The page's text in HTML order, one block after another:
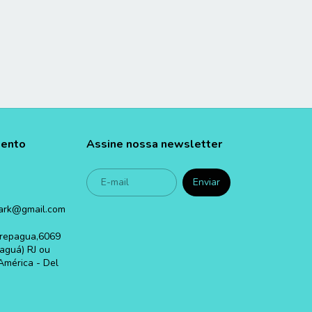
RJ ou
- Del
Assine nossa newsletter